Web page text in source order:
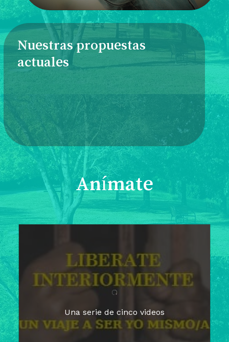
Nuestras propuestas
actuales
Anímate
Una serie de cinco videos
Para un tiempo de
Cuaresma
El camino hacia la libertad
Barreras de la libertad interior
Fortaleciendo mi libertad